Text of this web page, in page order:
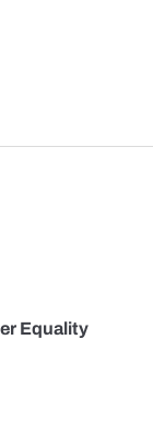
Equality